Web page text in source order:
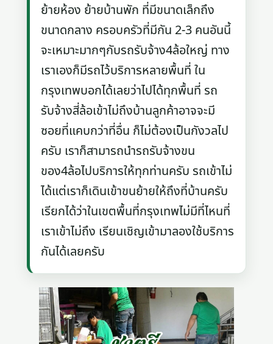
ย้ายห้อง ย้ายบ้านพัก ที่มีขนาดเล็กถึง
ขนาดกลาง ครอบครัวที่มีกัน 2-3 คนอันนี้
จะเหมาะมากๆกับรถรับจ้าง4ล้อใหญ่ ทาง
เราเองก็มีรถไว้บริการหลายพื้นที่ ใน
กรุงเทพบอกได้เลยว่าไปได้ทุกพื้นที่ รถ
รับจ้างสี่ล้อเข้าไม่ถึงบ้านลูกค้าอาจจะมี
ซอยที่แคบกว่าที่อื่น ก็ไม่ต้องเป็นกังวลไป
ครับ เราก็สามารถนำรถรับจ้างขน
ของ4ล้อไปบริการให้ทุกท่านครับ รถเข้าไม่
ได้แต่เราก็เดินเข้าขนย้ายให้ถึงที่บ้านครับ
เรียกได้ว่าในเขตพื้นที่กรุงเทพไม่มีที่ไหนที่
เราเข้าไม่ถึง เรียนเชิญเข้ามาลองใช้บริการ
กันได้เลยครับ